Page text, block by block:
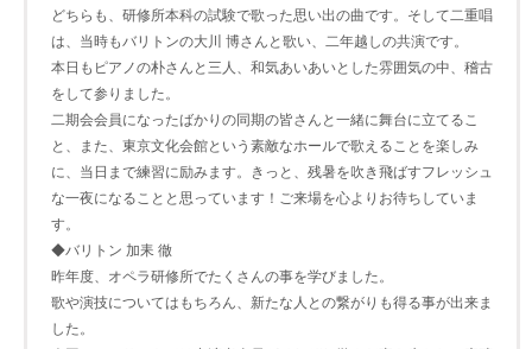
どちらも、研修所本科の試験で歌った思い出の曲です。そして二重唱
は、当時もバリトンの大川 博さんと歌い、二年越しの共演です。
本日もピアノの朴さんと三人、和気あいあいとした雰囲気の中、稽古
をして参りました。
二期会会員になったばかりの同期の皆さんと一緒に舞台に立てるこ
と、また、東京文化会館という素敵なホールで歌えることを楽しみ
に、当日まで練習に励みます。きっと、残暑を吹き飛ばすフレッシュ
な一夜になることと思っています！ご来場を心よりお待ちしていま
す。
◆バリトン 加耒 徹
昨年度、オペラ研修所でたくさんの事を学びました。
歌や演技についてはもちろん、新たな人との繋がりも得る事が出来ま
した。